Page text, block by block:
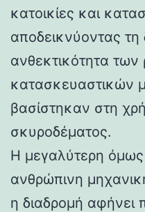
κατοικίες και
αποδεικνύοντας τη
ανθεκτικότητα
κατασκευαστικών
βασίστηκαν στη
σκυροδέματος.
Η μεγαλύτερη
ανθρώπινη
η διαδρομή αφήνει